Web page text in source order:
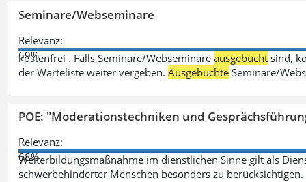
Seminare/Webseminare
Relevanz:
69%
kostenfrei . Falls Seminare/Webseminareausgebucht sind,
der Warteliste weiter vergeben.Ausgebuchte Seminare/
POE: "Moderationstechniken und
Relevanz:
68%
Weiterbildungsmaßnahme im dienstlichen Sinne gilt als
schwerbehinderter Menschen besonders zu berücksichtigen.